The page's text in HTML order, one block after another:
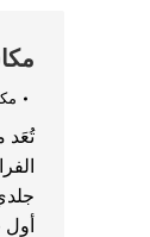
تُعَد